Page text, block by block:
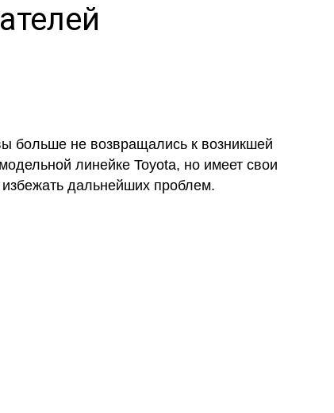
больше не возвращались к возникшей
линейке Toyota, но имеет свои
дальнейших проблем.